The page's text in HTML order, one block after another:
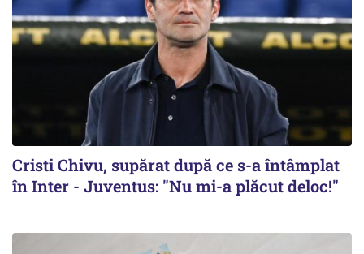
Cristi Chivu, supărat după ce s-a întâmplat
în Inter - Juventus: "Nu mi-a plăcut deloc!"